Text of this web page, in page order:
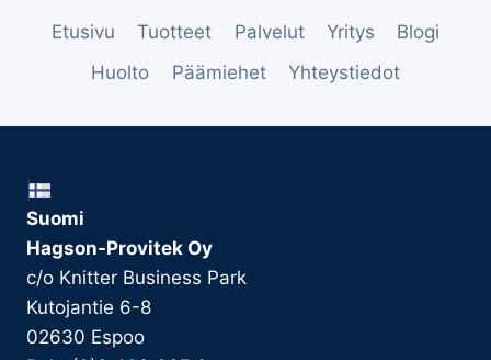
Etusivu Tuotteet Palvelut Yritys
Blogi
Huolto
Päämiehet Yhteystiedot
Suomi
Hagson-Provitek Oy
c/o Knitter Business Park
Kutojantie 6-8
02630 Espoo